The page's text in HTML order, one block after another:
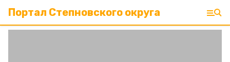
Портал Степновского округа